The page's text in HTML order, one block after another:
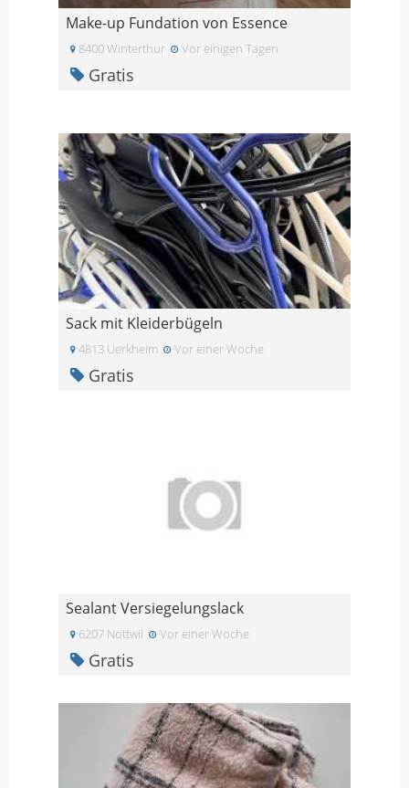
Make-up Fundation von Essence
8400 Winterthur Vor einigen Tagen
Gratis
Sack mit Kleiderbügeln
4813 Uerkheim Vor einer Woche
Gratis
Sealant Versiegelungslack
6207 Nottwil Vor einer Woche
Gratis